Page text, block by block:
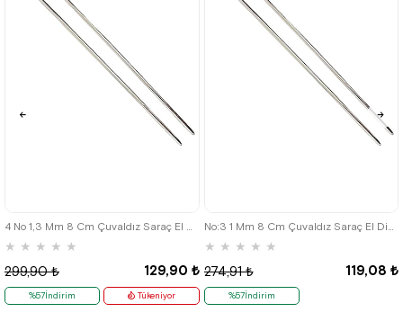
★ ★ ★ ★ ★
129,90 ₺
299,90 ₺
%57İndirim Tükeniyor
★ ★ ★ ★ ★
119,08 ₺
274,91 ₺
%57İndirim